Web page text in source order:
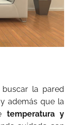
la pared
además que la
temperatura y